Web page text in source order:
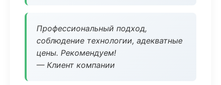
Профессиональный подход,
соблюдение технологии, адекватные
цены. Рекомендуем!
— Клиент компании